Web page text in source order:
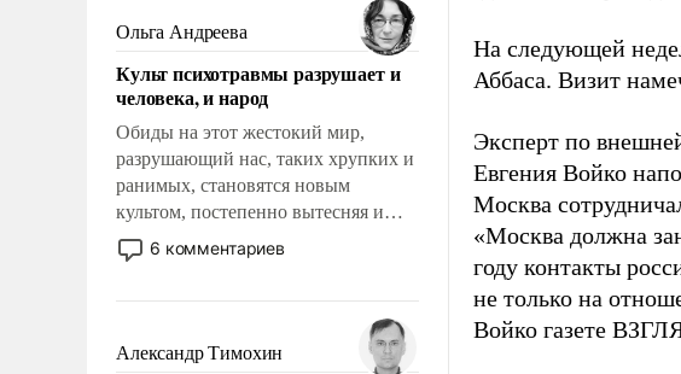
Ольга Андреева
Культ психотравмы разрушает и
человека, и народ
Обиды на этот жестокий мир,
разрушающий нас, таких хрупких и
ранимых, становятся новым
культом, постепенно вытесняя и
отменяя традиционное требование к
человеку – быть мужественным и
на себя ответственность, помогать
слабым, идти вперед и
6 комментариев
Александр Тимохин
На следующей
Аббаса. Визит
Эксперт по
Евгения Войко
Москва
«Москва должна
году контакты
не только на
Войко газете